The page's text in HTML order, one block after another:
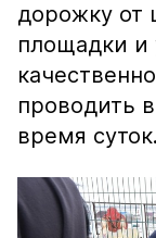
дорожку от
площадки и
проводить
время суток.